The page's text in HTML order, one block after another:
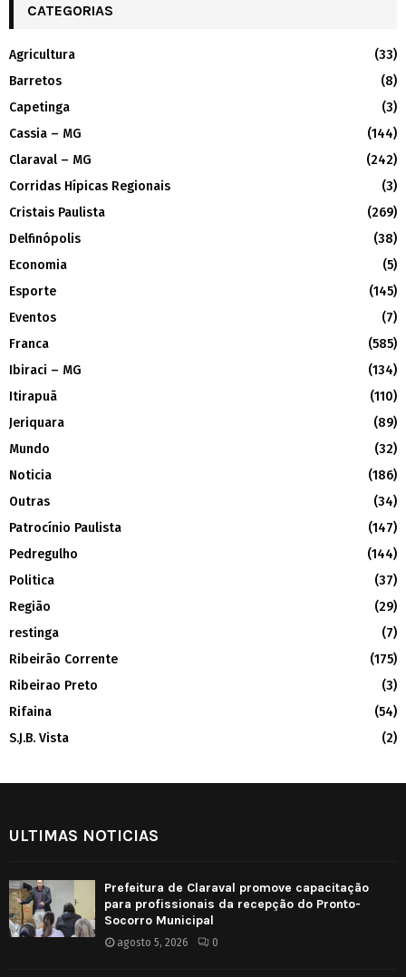
CATEGORIAS
Agricultura
(33)
Barretos
(8)
Capetinga
(3)
Cassia – MG
(144)
Claraval – MG
(242)
Corridas Hípicas Regionais
(3)
Cristais Paulista
(269)
Delfinópolis
(38)
Economia
(5)
Esporte
(145)
Eventos
(7)
Franca
(585)
Ibiraci – MG
(134)
Itirapuã
(110)
Jeriquara
(89)
Mundo
(32)
Noticia
(186)
Outras
(34)
Patrocínio Paulista
(147)
Pedregulho
(144)
Politica
(37)
Região
(29)
restinga
(7)
Ribeirão Corrente
(175)
Ribeirao Preto
(3)
Rifaina
(54)
S.J.B. Vista
(2)
ULTIMAS NOTICIAS
Prefeitura de Claraval promove capacitação
para profissionais da recepção do Pronto-
Socorro Municipal
agosto 5, 2026 0